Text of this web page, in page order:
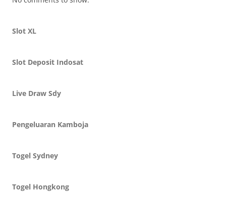
Slot XL
Slot Deposit Indosat
Live Draw Sdy
Pengeluaran Kamboja
Togel Sydney
Togel Hongkong